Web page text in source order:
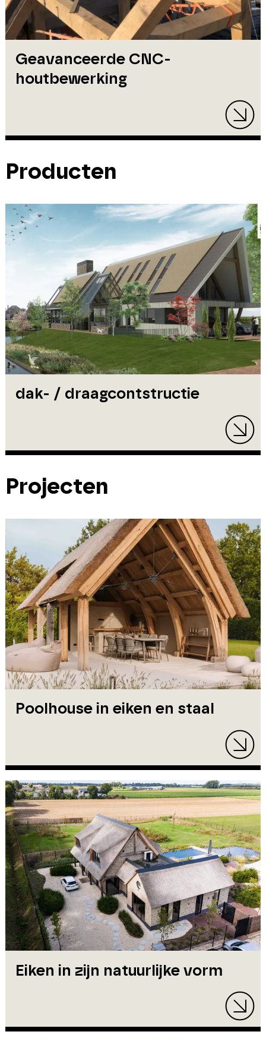
Geavanceerde CNC-
houtbewerking
Producten
dak- / draagcontstructie
Projecten
Poolhouse in eiken en staal
Eiken in zijn natuurlijke vorm